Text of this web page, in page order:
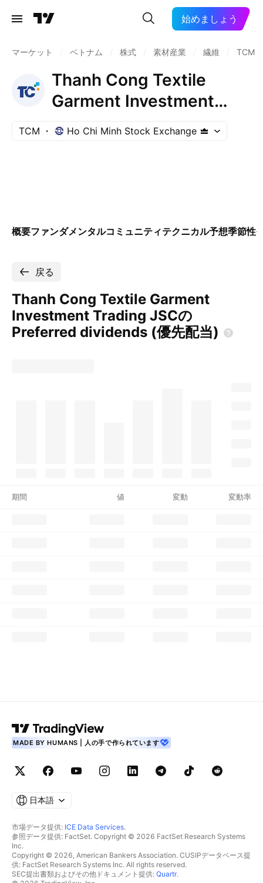
始めましょう
マーケット ベトナム 株式 素材産業 繊維 TCM
Thanh Cong Textile
Garment Investment
Trading JSC
TCM Ho Chi Minh Stock Exchange
概要ファンダメンタルコミュニティテクニカル予想季節性
戻る
Thanh Cong Textile Garment
Investment Trading JSCの
Preferred dividends (優先配当)
期間 値 変動 変動率
MADE BY HUMANS | 人の手で作られています
日本語
市場データ提供: ICE Data Services.
参照データ提供: FactSet. Copyright © 2026 FactSet Research Systems
Inc.
Copyright © 2026, American Bankers Association. CUSIPデータベース提
供: FactSet Research Systems Inc. All rights reserved.
SEC提出書類およびその他ドキュメント提供: Quartr.